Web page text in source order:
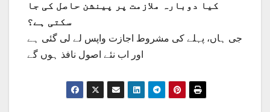
کیا دوبارہ ملازمت پر پینشن حاصل کی جا
سکتی ہے؟
جی ہاں، پہلے کی مشروط اجازت واپس لے لی گئی ہے
اور اب نئے اصول نافذ ہوں گے